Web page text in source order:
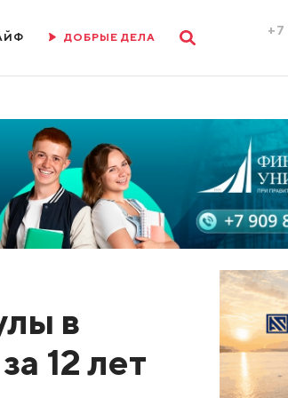
ДОБРЫЕ ДЕЛА +7
в
12 лет